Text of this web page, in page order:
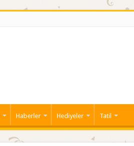
Haberler Hediyeler Tatil